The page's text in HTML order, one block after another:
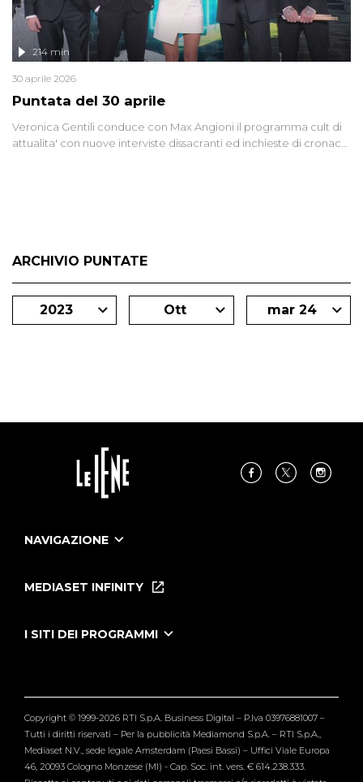
Puntata del 30 aprile
214 min
30 aprile 2026
Veronica Gentili conduce con Max Angioni il programma cult di
attualita' con nuove interviste dissacranti ed inchieste di cronaca
ARCHIVIO PUNTATE
2023 Ott mar 24
NAVIGAZIONE
Le Iene Presentano Inside
Tutti i servizi
MEDIASET INFINITY
I SITI DEI PROGRAMMI
Verissimo
Copyright © 1999-2026 RTI S.p.A. Business Digital – P.Iva 03976881007 –
Tutti i diritti riservati – Per la pubblicità Mediamond S.p.A. – RTI S.p.A.,
Mediaset N.V., sede legale Amsterdam (Paesi Bassi) – Uffici Viale Europa
46, 20093 Cologno Monzese (MI) - Cap. Soc. int. vers. € 614.238.333.